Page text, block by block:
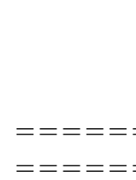
＝＝＝＝
＝＝＝＝